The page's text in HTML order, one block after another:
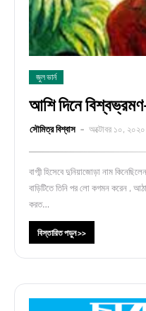
জুল ভার্ন
আশি দিনে
সৌমিত্র বিশ্বাস অক্টোবর ১০, ২০২০
বাগ্মী হিসেবে দুনিয়াজোড়া নাম
বাড়িটিতে তিনি পর লো কগমন করেন ,
করত…
বিস্তারিত পড়ুন >>